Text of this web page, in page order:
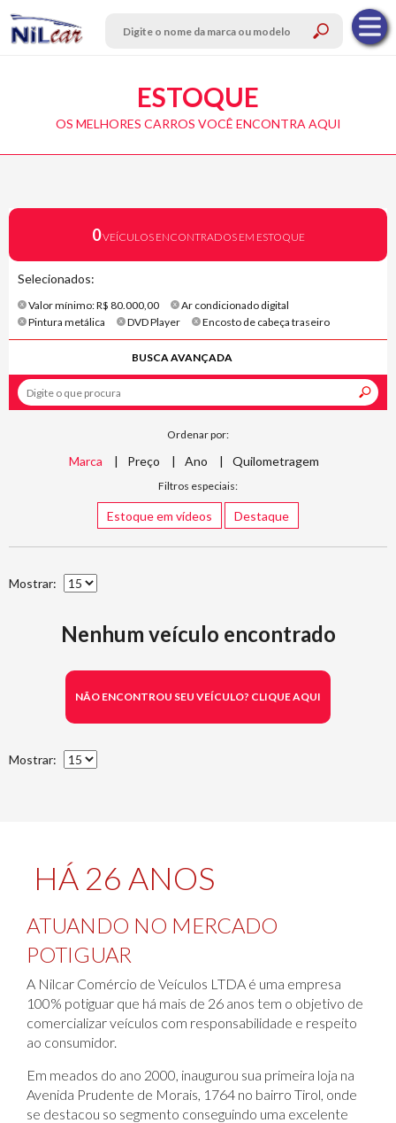
ESTOQUE
OS MELHORES CARROS VOCÊ ENCONTRA AQUI
0VEÍCULOS ENCONTRADOS EM ESTOQUE
Selecionados:
Valor mínimo: R$ 80.000,00
Ar condicionado digital
Pintura metálica
DVD Player Encosto de cabeça traseiro
BUSCA AVANÇADA
Ordenar por:
Marca Preço Ano Quilometragem
Filtros especiais:
Estoque em vídeos Destaque
Mostrar:
Nenhum veículo encontrado
NÃO ENCONTROU SEU VEÍCULO? CLIQUE AQUI
Mostrar:
HÁ 26 ANOS
ATUANDO NO MERCADO
POTIGUAR
A Nilcar Comércio de Veículos LTDA é uma empresa
100% potiguar que há mais de 26 anos tem o objetivo de
comercializar veículos com responsabilidade e respeito
ao consumidor.
Em meados do ano 2000, inaugurou sua primeira loja na
Avenida Prudente de Morais, 1764 no bairro Tirol, onde
se destacou so segmento conseguindo uma excelente